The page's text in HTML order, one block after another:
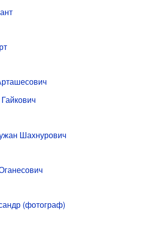
Шахнурович
(фотограф)